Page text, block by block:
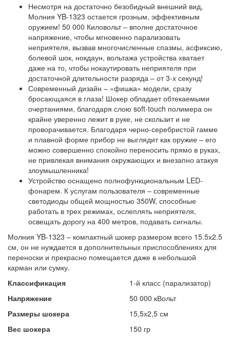
Несмотря на достаточно безобидный внешний вид,
Молния YB-1323 остается грозным, эффективным
оружием! 50 000 Киловольт – вполне достаточное
напряжение, чтобы мгновенно парализовать
неприятеля, вызвав многочисленные спазмы, асфиксию,
болевой шок, нокдаун, вольтажа устройства хватает
даже на то, чтобы нокаутировать неприятеля при
достаточной длительности разряда – от 3-х секунд!
Современный дизайн – «фишка» модели, сразу
бросающаяся в глаза! Шокер обладает обтекаемыми
очертаниями, благодаря слою soft-touch полимера он
крайне уверенно лежит в руке, не скользит и не
проворачивается. Благодаря черно-серебристой гамме
и плавной форме прибор не выглядит как оружие – его
можно совершенно спокойно переносить прямо в руках,
не привлекая внимания окружающих и внезапно атакуя
злоумышленника!
Устройство оснащено полнофункциональным LED-
фонарем. К услугам пользователя – современные
светодиоды общей мощностью 350W, способные
работать в трех режимах, ослеплять неприятеля,
освещать дорогу на 400 метров, подавать сигналы.
Молния YB-1323 – компактный шокер размером всего 15.5х2.5
см, он не нуждается в дополнительных приспособлениях для
переноски и прекрасно помещается даже в небольшой
карман или сумку.
Классификация
1-й класс (парализатор)
Напряжение
50 000 кВольт
Размеры шокера
15,5х2,5 см
Вес шокера
150 гр